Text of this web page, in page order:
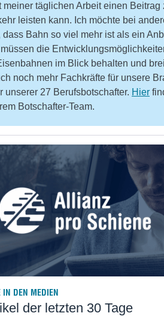
meiner täglichen Arbeit einen Beitrag
leisten kann. Ich möchte bei
Bahn so viel mehr ist als ein
die
im Blick behalten und
noch mehr Fachkräfte für unsere
unserer 27 Berufsbotschafter. Hier
Botschafter-Team.
IN DEN MEDIEN
der letzten 30 Tage